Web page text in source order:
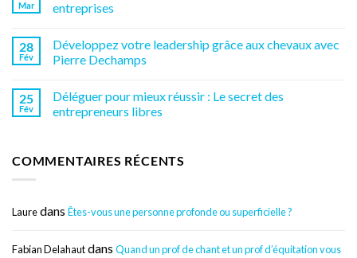
Mar
entreprises
28
Fév
Développez votre leadership grâce aux chevaux avec
Pierre Dechamps
25
Fév
Déléguer pour mieux réussir : Le secret des
entrepreneurs libres
COMMENTAIRES RÉCENTS
Lauredans Êtes-vous une personne profonde ou superficielle ?
Fabian Delahautdans Quand un prof de chant et un prof d’équitation vous